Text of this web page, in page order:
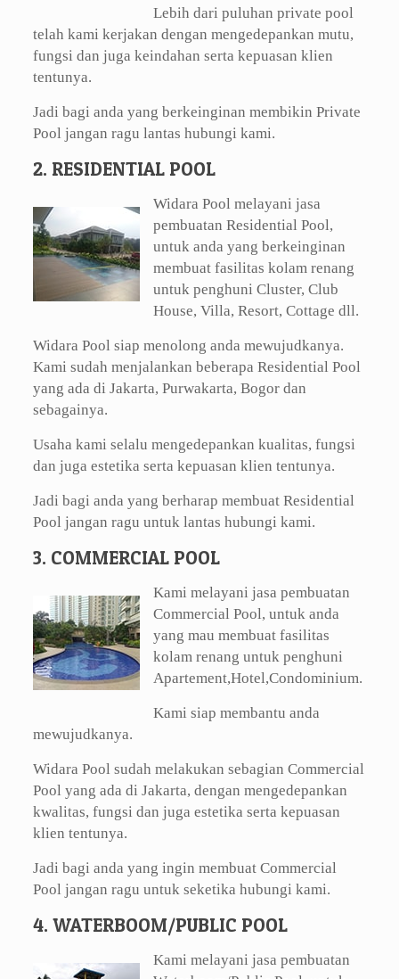
Lebih dari puluhan private pool
telah kami kerjakan dengan mengedepankan mutu,
fungsi dan juga keindahan serta kepuasan klien
tentunya.
Jadi bagi anda yang berkeinginan membikin Private
Pool jangan ragu lantas hubungi kami.
2. RESIDENTIAL POOL
Widara Pool melayani jasa
pembuatan Residential Pool,
untuk anda yang berkeinginan
membuat fasilitas kolam renang
untuk penghuni Cluster, Club
House, Villa, Resort, Cottage dll.
Widara Pool siap menolong anda mewujudkanya.
Kami sudah menjalankan beberapa Residential Pool
yang ada di Jakarta, Purwakarta, Bogor dan
sebagainya.
Usaha kami selalu mengedepankan kualitas, fungsi
dan juga estetika serta kepuasan klien tentunya.
Jadi bagi anda yang berharap membuat Residential
Pool jangan ragu untuk lantas hubungi kami.
3. COMMERCIAL POOL
Kami melayani jasa pembuatan
Commercial Pool, untuk anda
yang mau membuat fasilitas
kolam renang untuk penghuni
Apartement,Hotel,Condominium.
Kami siap membantu anda
mewujudkanya.
Widara Pool sudah melakukan sebagian Commercial
Pool yang ada di Jakarta, dengan mengedepankan
kwalitas, fungsi dan juga estetika serta kepuasan
klien tentunya.
Jadi bagi anda yang ingin membuat Commercial
Pool jangan ragu untuk seketika hubungi kami.
4. WATERBOOM/PUBLIC POOL
Kami melayani jasa pembuatan